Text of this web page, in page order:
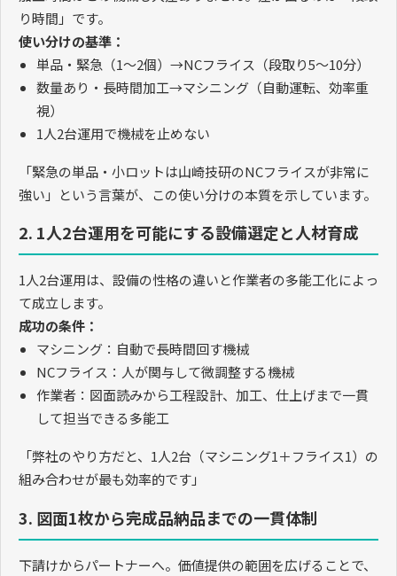
り時間」です。
使い分けの基準：
単品・緊急（1〜2個） →NCフライス（段取り5〜10分）
数量あり・長時間加工→マシニング（自動運転、効率重
視）
1人2台運用で機械を止めない
「緊急の単品・小ロットは山崎技研のNCフライスが非常に
強い」という言葉が、この使い分けの本質を示しています。
2. 1人2台運用を可能にする設備選定と人材育成
1人2台運用は、設備の性格の違いと作業者の多能工化によっ
て成立します。
成功の条件：
マシニング：自動で長時間回す機械
NCフライス：人が関与して微調整する機械
作業者：図面読みから工程設計、加工、仕上げまで一貫
して担当できる多能工
「弊社のやり方だと、 1人2台（マシニング1＋フライス1）の
組み合わせが最も効率的です」
3. 図面1枚から完成品納品までの一貫体制
下請けからパートナーへ。価値提供の範囲を広げることで、